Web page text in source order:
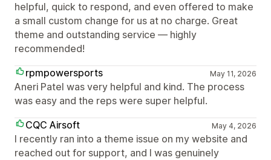
helpful, quick to respond, and even offered to make
a small custom change for us at no charge. Great
theme and outstanding service — highly
recommended!
rpmpowersports
May 11, 2026
Aneri Patel was very helpful and kind. The process
was easy and the reps were super helpful.
CQC Airsoft
May 4, 2026
I recently ran into a theme issue on my website and
reached out for support, and I was genuinely